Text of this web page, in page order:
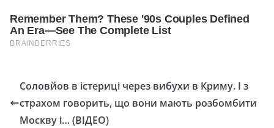
Соловйов в істериці через вибухи в Криму. І з
страхом говорить, що вони мають розбомбити
Москву і… (ВІДЕО)